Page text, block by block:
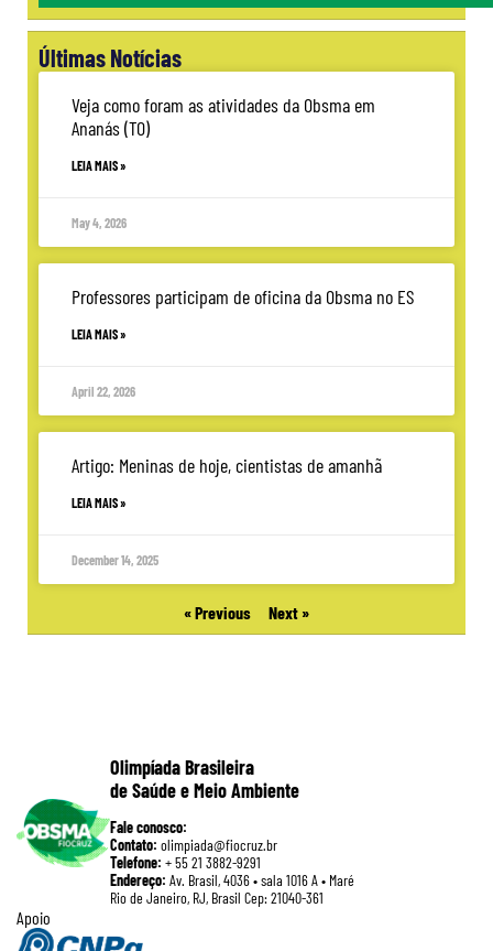
Últimas Notícias
Veja como foram as atividades da Obsma em
Ananás (TO)
LEIA MAIS »
May 4, 2026
Professores participam de oficina da Obsma no ES
LEIA MAIS »
April 22, 2026
Artigo: Meninas de hoje, cientistas de amanhã
LEIA MAIS »
December 14, 2025
« Previous Next »
Olimpíada Brasileira
de Saúde e Meio Ambiente
Fale conosco:
Contato: olimpiada@fiocruz.br
Telefone: + 55 21 3882-9291
Endereço: Av. Brasil, 4036 • sala 1016 A • Maré
Rio de Janeiro, RJ, Brasil Cep: 21040-361
Apoio